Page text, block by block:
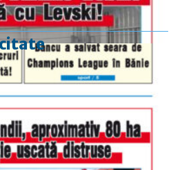
9.00 - 17.00
9.00 - 12.00